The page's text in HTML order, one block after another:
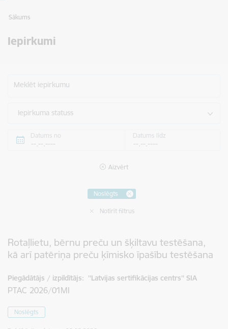
Sākums
Iepirkumi
Meklēt iepirkumu
Iepirkuma statuss
Datums no Datums līdz
Aizvērt
Noslēgts
Notīrīt filtrus
Rotaļlietu, bērnu preču un šķiltavu testēšana,
kā arī patēriņa preču ķīmisko īpašību testēšana
Piegādātājs / izpildītājs: ''Latvijas sertifikācijas centrs'' SIA
PTAC 2026/01MI
Noslēgts